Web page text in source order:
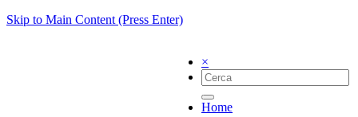
Skip to Main Content (Press Enter)
×
Home